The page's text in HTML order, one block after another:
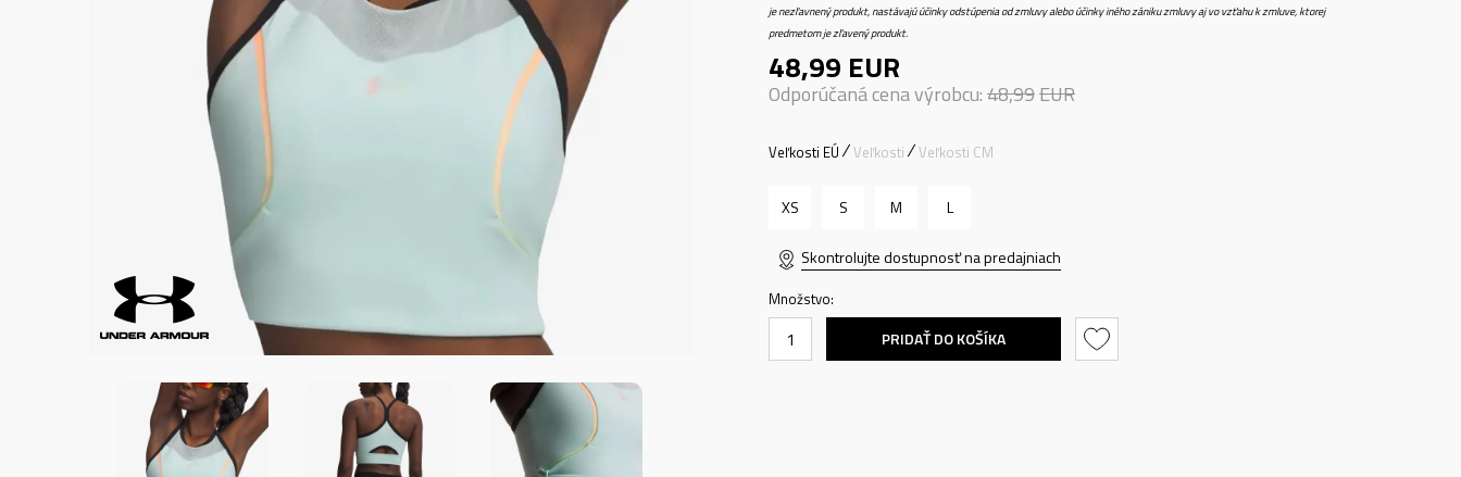
je nezľavnený produkt, nastávajú účinky odstúpenia od zmluvy alebo účinky iného zániku zmluvy aj vo vzťahu k zmluve, ktorej
predmetom je zľavený produkt.
48,99 EUR
Odporúčaná cena výrobcu:48,99EUR
Veľkosti EÚ Veľkosti Veľkosti CM
XS S M L
Skontrolujte dostupnosť na predajniach
Množstvo:
PRIDAŤ DO KOŠÍKA